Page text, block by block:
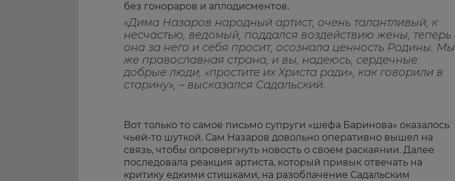
без гонораров и аплодисментов.
«Дима Назаров народный артист, очень талантливый, к
несчастью, ведомый, поддался воздействию жены, теперь
она за него и себя просит, осознала ценность Родины. Мы
же православная страна, и вы, надеюсь, сердечные
добрые люди, «простите их Христа ради», как говорили в
старину», – высказался Садальский.
Вот только то самое письмо супруги «шефа Баринова» оказалось
чьей-то шуткой. Сам Назаров довольно оперативно вышел на
связь, чтобы опровергнуть новость о своем раскаянии. Далее
последовала реакция артиста, который привык отвечать на
критику едкими стишками, на разоблачение Садальским